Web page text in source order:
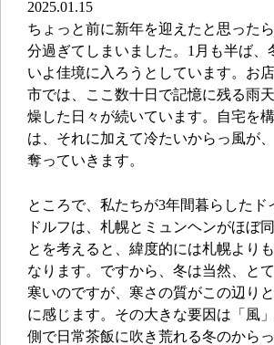
2025.01.15
ちょっと前に新年を迎えたと思った
分過ぎてしまいました。1月も半ば、
いよ佳境に入ろうとしています。お
市では、ここ数十日で記憶に残る雨
燥した日々が続いています。自宅を
は、それに加えて冷たいからっ風が
奪っていきます。
ところで、私たちが3年間暮らしたド
ドルフは、札幌とミュンヘンがほぼ
とを考えると、緯度的には札幌より
なります。ですから、冬は当然、と
寒いのですが、寒さの質がこの辺り
に感じます。その大きな要因は「風
側で日常茶飯に吹き荒れる冬のから